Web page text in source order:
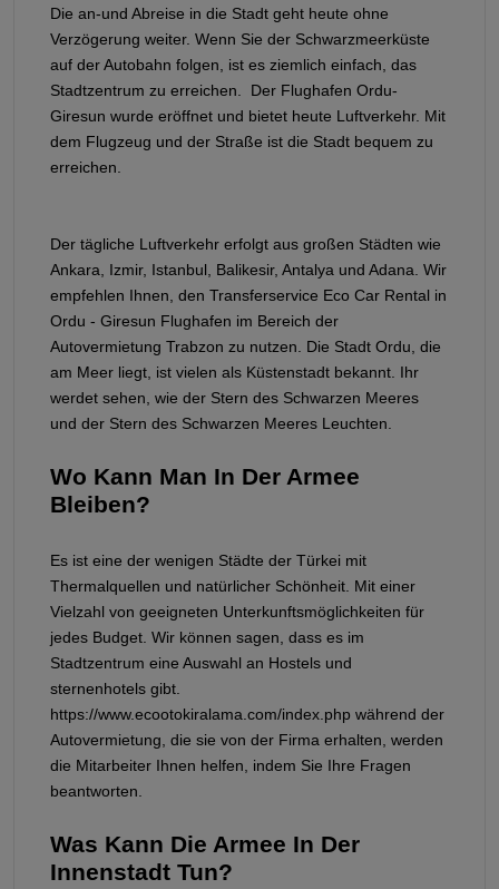
Die an-und Abreise in die Stadt geht heute ohne
Verzögerung weiter. Wenn Sie der Schwarzmeerküste
auf der Autobahn folgen, ist es ziemlich einfach, das
Stadtzentrum zu erreichen. Der Flughafen Ordu-
Giresun wurde eröffnet und bietet heute Luftverkehr. Mit
dem Flugzeug und der Straße ist die Stadt bequem zu
erreichen.
Der tägliche Luftverkehr erfolgt aus großen Städten wie
Ankara, Izmir, Istanbul, Balikesir, Antalya und Adana. Wir
empfehlen Ihnen, den Transferservice Eco Car Rental in
Ordu - Giresun Flughafen im Bereich der
Autovermietung Trabzon zu nutzen. Die Stadt Ordu, die
am Meer liegt, ist vielen als Küstenstadt bekannt. Ihr
werdet sehen, wie der Stern des Schwarzen Meeres
und der Stern des Schwarzen Meeres Leuchten.
Wo Kann Man In Der Armee
Bleiben?
Es ist eine der wenigen Städte der Türkei mit
Thermalquellen und natürlicher Schönheit. Mit einer
Vielzahl von geeigneten Unterkunftsmöglichkeiten für
jedes Budget. Wir können sagen, dass es im
Stadtzentrum eine Auswahl an Hostels und
sternenhotels gibt.
https://www.ecootokiralama.com/index.php während der
Autovermietung, die sie von der Firma erhalten, werden
die Mitarbeiter Ihnen helfen, indem Sie Ihre Fragen
beantworten.
Was Kann Die Armee In Der
Innenstadt Tun?